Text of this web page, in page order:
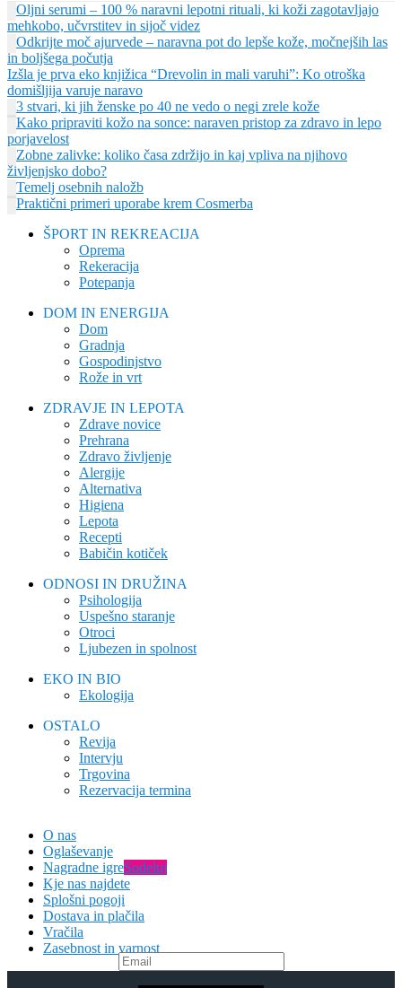
Oljni serumi – 100 % naravni lepotni rituali, ki koži zagotavljajo
mehkobo, učvrstitev in sijoč videz
Odkrijte moč ajurvede – naravna pot do lepše kože, močnejših las
in boljšega počutja
Izšla je prva eko knjižica “Drevolin in mali varuhi”: Ko otroška
domišljija varuje naravo
3 stvari, ki jih ženske po 40 ne vedo o negi zrele kože
Kako pripraviti kožo na sonce: naraven pristop za zdravo in lepo
porjavelost
Zobne zalivke: koliko časa zdržijo in kaj vpliva na njihovo
življenjsko dobo?
Temelj osebnih naložb
Praktični primeri uporabe krem Cosmerba
ŠPORT IN REKREACIJA
Oprema
Rekeracija
Potepanja
DOM IN ENERGIJA
Dom
Gradnja
Gospodinjstvo
Rože in vrt
ZDRAVJE IN LEPOTA
Zdrave novice
Prehrana
Zdravo življenje
Alergije
Alternativa
Higiena
Lepota
Recepti
Babičin kotiček
ODNOSI IN DRUŽINA
Psihologija
Uspešno staranje
Otroci
Ljubezen in spolnost
EKO IN BIO
Ekologija
OSTALO
Revija
Intervju
Trgovina
Rezervacija termina
O nas
Oglaševanje
Nagradne igreSodeluj
Kje nas najdete
Splošni pogoji
Dostava in plačila
Vračila
Zasebnost in varnost